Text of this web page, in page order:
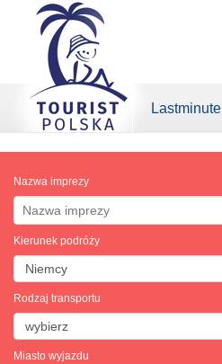
Lastminute
Nazwa imprezy
Kierunek podróży
Rodzaj transportu
Miasto wyjazdu